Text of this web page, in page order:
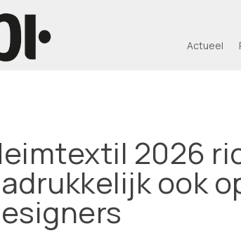
Actueel
2026
ook